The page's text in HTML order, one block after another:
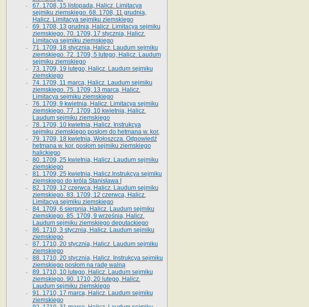
67. 1708, 15 listopada, Halicz. Limitacya
sejmiku ziemskiego. 68. 1708, 11 grudnia,
Halicz. Limitacya sejmiku ziemskiego
69. 1708, 13 grudnia, Halicz. Limitacya sejmiku
ziemskiego. 70. 1709, 17 stycznia, Halicz.
Limitacya sejmiku ziemskiego
71. 1709, 18 stycznia, Halicz. Laudum sejmiku
ziemskiego. 72. 1709, 5 lutego, Halicz. Laudum
sejmiku ziemskiego
73. 1709, 19 lutego, Halicz. Laudum sejmiku
ziemskiego
74. 1709, 11 marca, Halicz. Laudum sejmiku
ziemskiego. 75. 1709, 13 marca, Halicz.
Limitacya sejmiku ziemskiego
76. 1709, 9 kwietnia, Halicz. Limitacya sejmiku
ziemskiego. 77. 1709, 10 kwietnia, Halicz.
Laudum sejmiku ziemskiego
78. 1709, 10 kwietnia, Halicz. Instrukcya
sejmiku ziemskiego posłom do hetmana w. kor.
79. 1709, 18 kwietnia, Wołoszcza. Odpowiedź
hetmana w. kor. posłom sejmiku ziemskiego
halickiego
80. 1709, 25 kwietnia, Halicz. Laudum sejmiku
ziemskiego
81. 1709, 25 kwietnia, Halicz.Instrukcya sejmiku
ziemskiego do króla Stanisława I
82. 1709, 12 czerwca, Halicz. Laudum sejmiku
ziemskiego. 83. 1709, 12 czerwca, Halicz.
Limitacya sejmiku ziemskiego
84. 1709, 6 sierpnia, Halicz. Laudum sejmiku
ziemskiego. 85. 1709, 9 września, Halicz.
Laudum sejmiku ziemskiego deputackiego
86. 1710, 3 stycznia, Halicz. Laudum sejmiku
ziemskiego
87. 1710, 20 stycznia, Halicz. Laudum sejmiku
ziemskiego
88. 1710, 20 stycznia, Halicz. Instrukcya sejmiku
ziemskiego posłom na radę walną
89. 1710, 10 lutego, Halicz. Laudum sejmiku
ziemskiego. 90. 1710, 20 lutego, Halicz.
Laudum sejmiku ziemskiego
91. 1710, 17 marca, Halicz. Laudum sejmiku
ziemskiego